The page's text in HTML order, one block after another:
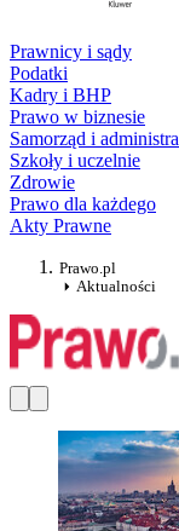
Prawnicy i sądy
Podatki
Kadry i BHP
Prawo w biznesie
Samorząd i
Szkoły i uczelnie
Zdrowie
Prawo dla każdego
Akty Prawne
Prawo.pl
Aktualności